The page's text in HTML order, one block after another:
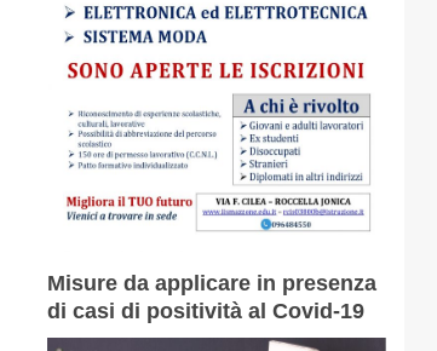
Misure da applicare in presenza
di casi di positività al Covid-19